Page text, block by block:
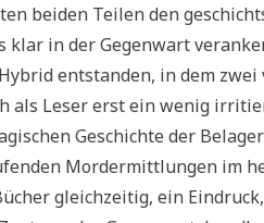
beiden Teilen den
klar in der Gegenwart
entstanden, in dem
als Leser erst ein wenig
Geschichte der
Mordermittlungen im
gleichzeitig, ein